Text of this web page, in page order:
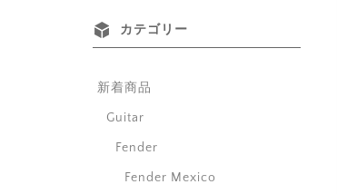
カテゴリー
新着商品
Guitar
Fender
Fender Mexico